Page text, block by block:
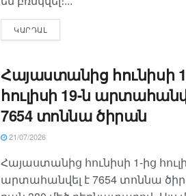
ԿԱՐԴԱԼ
Հայաստանից հունիսի
հուլիսի 19-ն
7654 տոննա ծիրան
21/07/2026
Հայաստանից հունիսի 1-ից
արտահանվել է 7654 տոննա